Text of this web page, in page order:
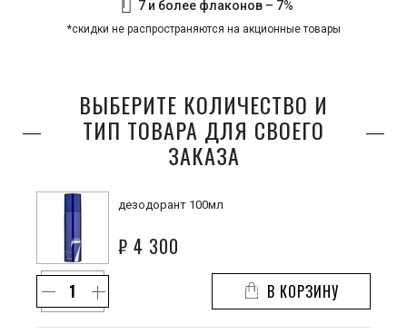
7 и более флаконов – 7%
*скидки не распространяются на акционные товары
ВЫБЕРИТЕ КОЛИЧЕСТВО И
ТИП ТОВАРА ДЛЯ СВОЕГО
ЗАКАЗА
дезодорант 100мл
₽ 4 300
В КОРЗИНУ